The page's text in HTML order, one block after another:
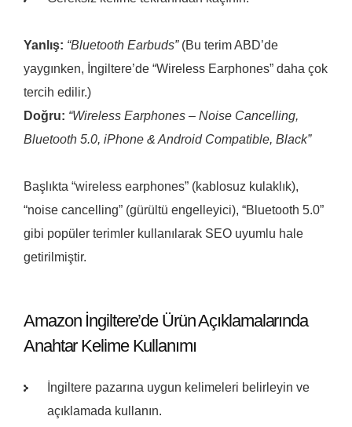
Yanlış: “Bluetooth Earbuds”(Bu terim ABD’de
yaygınken, İngiltere’de “Wireless Earphones” daha çok
tercih edilir.)
Doğru: “Wireless Earphones – Noise Cancelling,
Bluetooth 5.0, iPhone & Android Compatible, Black”
Başlıkta “wireless earphones” (kablosuz kulaklık),
“noise cancelling” (gürültü engelleyici), “Bluetooth 5.0”
gibi popüler terimler kullanılarak SEO uyumlu hale
getirilmiştir.
Amazon İngiltere’de Ürün Açıklamalarında
Anahtar Kelime Kullanımı
İngiltere pazarına uygun kelimeleri belirleyin ve
açıklamada kullanın.